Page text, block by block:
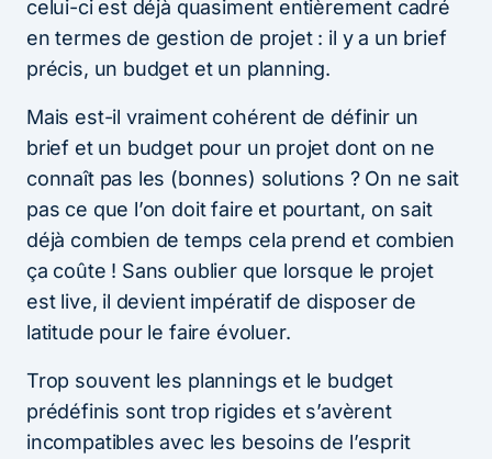
celui-ci est déjà quasiment entièrement cadré
en termes de gestion de projet : il y a un brief
précis, un budget et un planning.
Mais est-il vraiment cohérent de définir un
brief et un budget pour un projet dont on ne
connaît pas les (bonnes) solutions ? On ne sait
pas ce que l’on doit faire et pourtant, on sait
déjà combien de temps cela prend et combien
ça coûte ! Sans oublier que lorsque le projet
est live, il devient impératif de disposer de
latitude pour le faire évoluer.
Trop souvent les plannings et le budget
prédéfinis sont trop rigides et s’avèrent
incompatibles avec les besoins de l’esprit